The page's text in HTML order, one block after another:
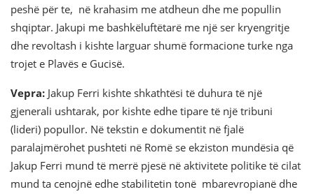
peshë për te, në krahasim me atdheun dhe me popullin
shqiptar. Jakupi me bashkëluftëtarë me një ser kryengritje
dhe revoltash i kishte larguar shumë formacione turke nga
trojet e Plavës e Gucisë.
Vepra: Jakup Ferri kishte shkathtësi të duhura të një
gjenerali ushtarak, por kishte edhe tipare të një tribuni
(lideri) popullor. Në tekstin e dokumentit në fjalë
paralajmërohet pushteti në Romë se ekziston mundësia që
Jakup Ferri mund të merrë pjesë në aktivitete politike të cilat
mund ta cenojnë edhe stabilitetin tonë mbarevropianë dhe